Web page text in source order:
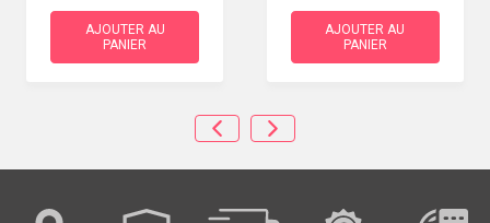
AJOUTER AU
PANIER
AJOUTER AU
PANIER